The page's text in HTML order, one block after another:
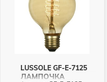
LUSSOLE GF-E-7125
ЛАМПОЧКА